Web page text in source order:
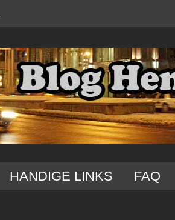
HANDIGE LINKS FAQ